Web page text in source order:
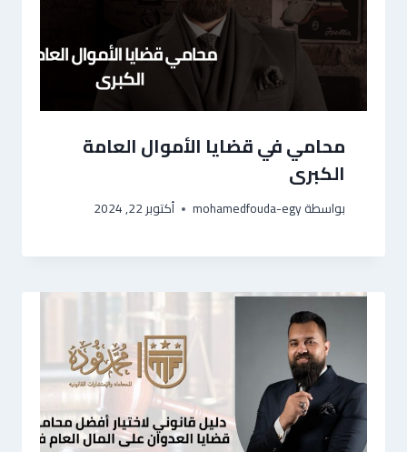
محامي في قضايا الأموال العامة
الكبرى
بواسطةmohamedfouda-egy أكتوبر 22, 2024